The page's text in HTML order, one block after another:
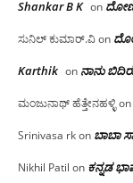
Shankar B K on ದೋಣಿ
ಸುನಿಲ್ ಕುಮಾರ್.ವಿon
Karthik on ನಾನು
ಮಂಜುನಾಥ್ ಹೆತ್ತೇನಹಳ್ಳಿon
Srinivasa rkon ಬಾಬಾ
Nikhil Patil on ಕನ್ನಡ